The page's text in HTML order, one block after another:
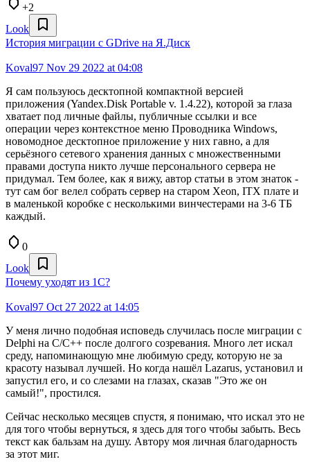
+2
Look
История миграции с GDrive на Я.Диск
Koval97 Nov 29 2022 at 04:08
Я сам пользуюсь десктопной компактной версией
приложения (Yandex.Disk Portable v. 1.4.22), которой за глаза
хватает под личные файлы, публичные ссылки и все
операции через контекстное меню Проводника Windows,
новомодное десктопное приложение у них гавно, а для
серьёзного сетевого хранения данных с множественными
правами доступа никто лучше персонального сервера не
придумал. Тем более, как я вижу, автор статьи в этом знаток -
тут сам бог велел собрать сервер на старом Xeon, ITX плате и
в маленькой коробке с несколькими винчестерами на 3-6 ТБ
каждый.
0
Look
Почему уходят из 1С?
Koval97 Oct 27 2022 at 14:05
У меня лично подобная исповедь случилась после миграции с
Delphi на C/С++ после долгого созревания. Много лет искал
среду, напоминающую мне любимую среду, которую не за
красоту называл лучшей. Но когда нашёл Lazarus, установил и
запустил его, и со слезами на глазах, сказав "Это же он
самый!", простился.
Сейчас несколько месяцев спустя, я понимаю, что искал это не
для того чтобы вернуться, я здесь для того чтобы забыть. Весь
текст как бальзам на душу. Автору моя личная благодарность
за этот миг.